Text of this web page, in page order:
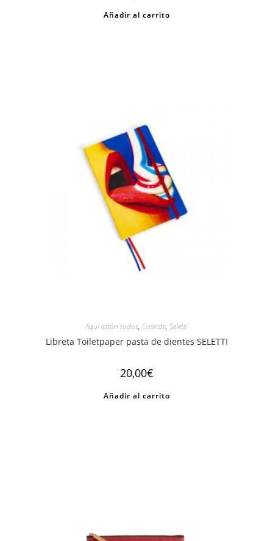
Añadir al carrito
Aquí están todos, Cosicas, Seletti
Libreta Toiletpaper pasta de dientes SELETTI
20,00€
Añadir al carrito